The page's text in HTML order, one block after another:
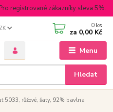
registrované zákazníky sleva 5%.
Menu
Hledat
0 ks
za 0,00 Kč
5033, růžové, šaty, 92% bavlna